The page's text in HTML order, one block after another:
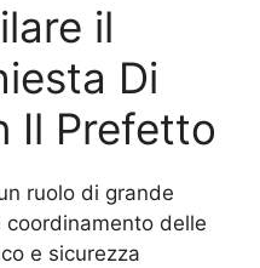
il
Di
Il Prefetto
ruolo di grande
coordinamento delle
e sicurezza